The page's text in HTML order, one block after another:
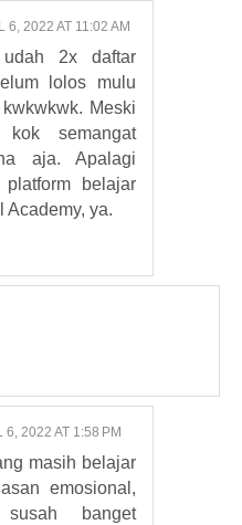
6, 2022 AT 11:02 AM
2x daftar
lolos mulu
Meski
semangat
aja. Apalagi
belajar
Academy, ya.
6, 2022 AT 1:58 PM
masih belajar
emosional,
banget